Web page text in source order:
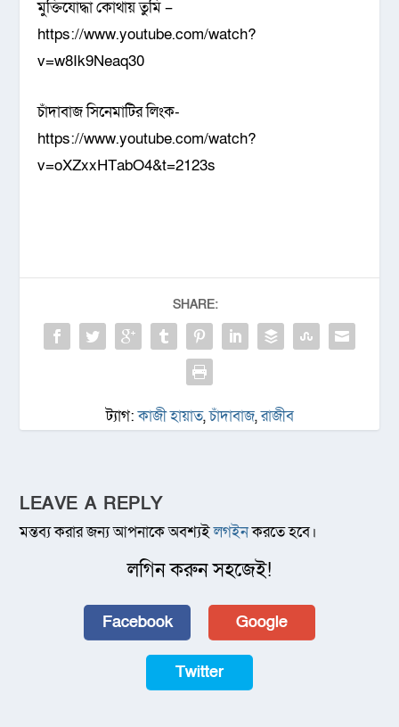
মুক্তিযোদ্ধা কোথায় তুমি –
https://www.youtube.com/watch?
v=w8Ik9Neaq30
চাঁদাবাজ সিনেমাটির লিংক-
https://www.youtube.com/watch?
v=oXZxxHTabO4&t=2123s
SHARE:
ট্যাগ:কাজী হায়াত,চাঁদাবাজ,রাজীব
LEAVE A REPLY
মন্তব্য করার জন্য আপনাকে অবশ্যইলগইনকরতে হবে।
লগিন করুন সহজেই!
Facebook Google
Twitter